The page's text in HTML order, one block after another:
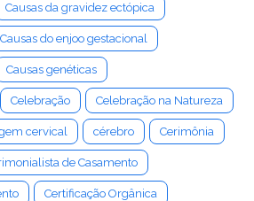
Causas da gravidez ectópica
Causas do enjoo gestacional
Causas genéticas
Celebração Celebração na Natureza
cervical cérebro Cerimônia
de Casamento
Certificação Orgânica